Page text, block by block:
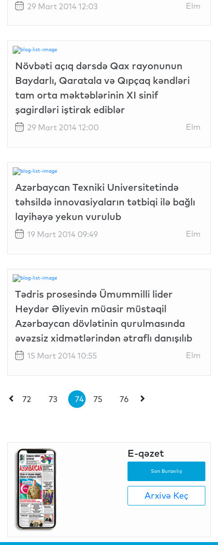
29 Mart 2014 12:03 Elm
Növbəti açıq dərsdə Qax rayonunun
Baydarlı, Qaratala və Qıpçaq kəndləri
tam orta məktəblərinin XI sinif
şagirdləri iştirak ediblər
29 Mart 2014 12:00 Elm
Azərbaycan Texniki Universitetində
təhsildə innovasiyaların tətbiqi ilə bağlı
layihəyə yekun vurulub
19 Mart 2014 09:49 Elm
Tədris prosesində Ümummilli lider
Heydər Əliyevin müasir müstəqil
Azərbaycan dövlətinin qurulmasında
əvəzsiz xidmətlərindən ətraflı danışılıb
15 Mart 2014 10:55 Elm
72 73 74 75 76
E-qəzet
Son Buraxılış
Arxivə Keç